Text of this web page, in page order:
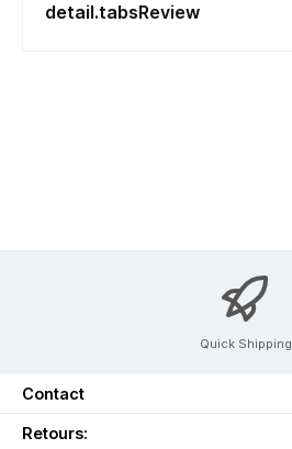
detail.tabsReview
Quick Shipping
Contact
Retours: